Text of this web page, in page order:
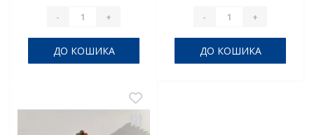
- +
ДО КОШИКА
- +
ДО КОШИКА